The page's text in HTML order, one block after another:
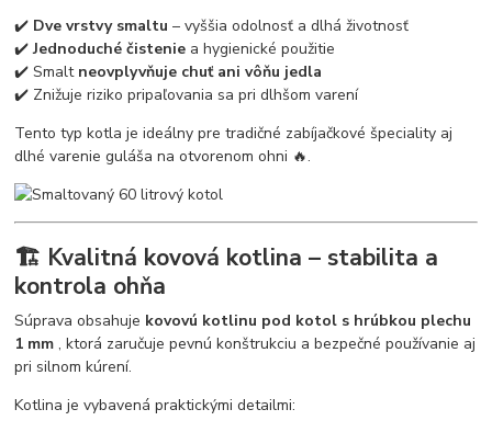
✔️ Dve vrstvy smaltu – vyššia odolnosť a dlhá životnosť
✔️Jednoduché čistenie a hygienické použitie
✔️ Smalt neovplyvňuje chuť ani vôňu jedla
✔️ Znižuje riziko pripaľovania sa pri dlhšom varení
Tento typ kotla je ideálny pre tradičné zabíjačkové špeciality aj
dlhé varenie guláša na otvorenom ohni 🔥.
🏗️ Kvalitná kovová kotlina – stabilita a
kontrola ohňa
Súprava obsahuje kovovú kotlinu pod kotol s hrúbkou plechu
1 mm , ktorá zaručuje pevnú konštrukciu a bezpečné používanie aj
pri silnom kúrení.
Kotlina je vybavená praktickými detailmi: